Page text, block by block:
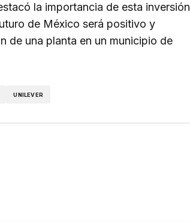
la importancia de esta inversión
de México será positivo y
de una planta en un municipio de
UNILEVER